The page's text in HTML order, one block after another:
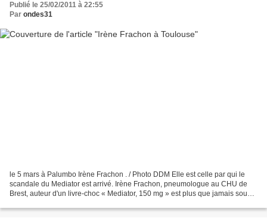
Publié le 25/02/2011 à 22:55
Par ondes31
le 5 mars à Palumbo Irène Frachon . / Photo DDM Elle est celle par qui le
scandale du Mediator est arrivé. Irène Frachon, pneumologue au CHU de
Brest, auteur d'un livre-choc « Mediator, 150 mg » est plus que jamais sous